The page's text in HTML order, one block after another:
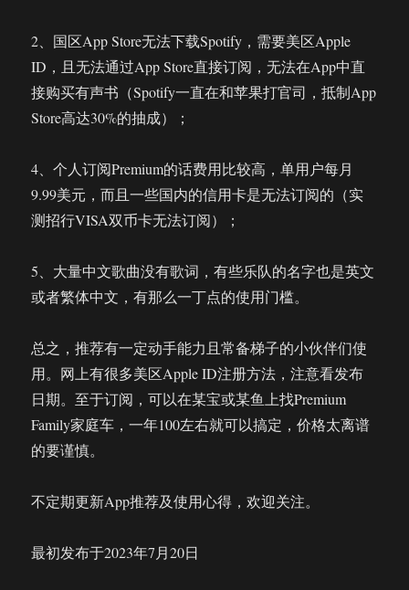
2、国区App Store无法下载Spotify，需要美区Apple
ID，且无法通过App Store直接订阅，无法在App中直
接购买有声书（Spotify一直在和苹果打官司，抵制App
Store高达30%的抽成）；
4、个人订阅Premium的话费用比较高，单用户每月
9.99美元，而且一些国内的信用卡是无法订阅的（实
测招行VISA双币卡无法订阅）；
5、大量中文歌曲没有歌词，有些乐队的名字也是英文
或者繁体中文，有那么一丁点的使用门槛。
总之，推荐有一定动手能力且常备梯子的小伙伴们使
用。网上有很多美区Apple ID注册方法，注意看发布
日期。至于订阅，可以在某宝或某鱼上找Premium
Family家庭车，一年100左右就可以搞定，价格太离谱
的要谨慎。
不定期更新App推荐及使用心得，欢迎关注。
最初发布于2023年7月20日